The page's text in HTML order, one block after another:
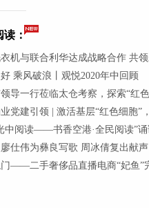
读：
机与联合利华达成战略合作 共
乘风破浪丨观悦2020年中回顾
导一行莅临太仓考察，探索“红
党建引领 | 激活基层“红色细胞”
中阅读——书香空港·全民阅读”
仕伟为彝良写歌 周冰倩复出献
——二手奢侈品直播电商“妃鱼”